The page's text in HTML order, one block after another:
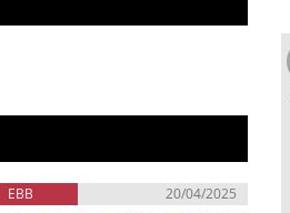
EBB 20/04/2025